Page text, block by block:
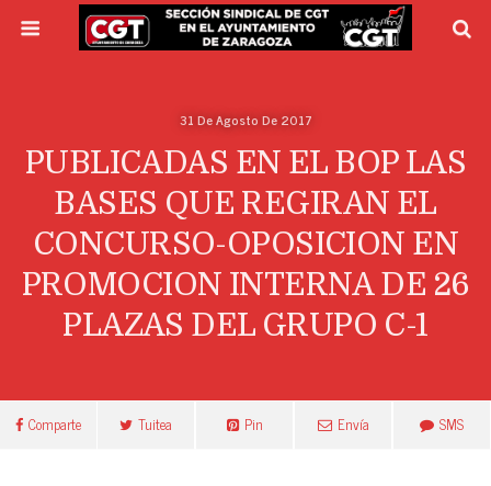
31 De Agosto De 2017
PUBLICADAS EN EL BOP LAS
BASES QUE REGIRAN EL
CONCURSO-OPOSICION EN
PROMOCION INTERNA DE 26
PLAZAS DEL GRUPO C-1
Comparte Tuitea Pin Envía SMS